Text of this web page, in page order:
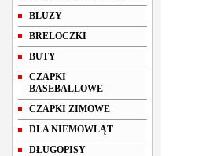
BLUZY
BRELOCZKI
BUTY
CZAPKI
BASEBALLOWE
CZAPKI ZIMOWE
DLA NIEMOWLĄT
DŁUGOPISY